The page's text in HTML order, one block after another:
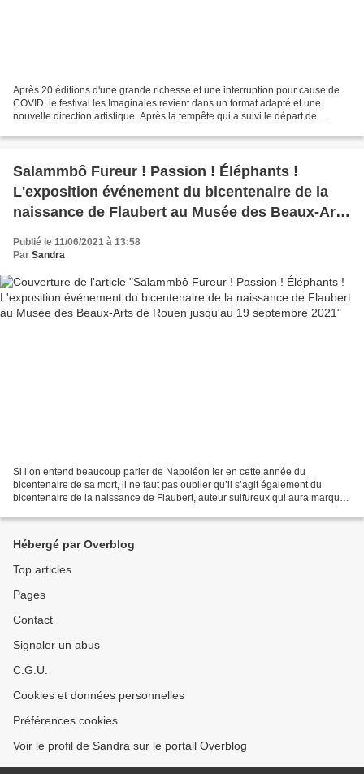
Après 20 éditions d'une grande richesse et une interruption pour cause de
COVID, le festival les Imaginales revient dans un format adapté et une
nouvelle direction artistique. Après la tempête qui a suivi le départ de
Salammbô Fureur ! Passion ! Éléphants !
L'exposition événement du bicentenaire de la
naissance de Flaubert au Musée des Beaux-Arts
Publié le 11/06/2021 à 13:58
Par Sandra
Si l’on entend beaucoup parler de Napoléon Ier en cette année du
bicentenaire de sa mort, il ne faut pas oublier qu’il s’agit également du
bicentenaire de la naissance de Flaubert, auteur sulfureux qui aura marqué
Hébergé par Overblog
Top articles
Pages
Contact
Signaler un abus
C.G.U.
Cookies et données personnelles
Préférences cookies
Voir le profil de Sandra sur le portail Overblog